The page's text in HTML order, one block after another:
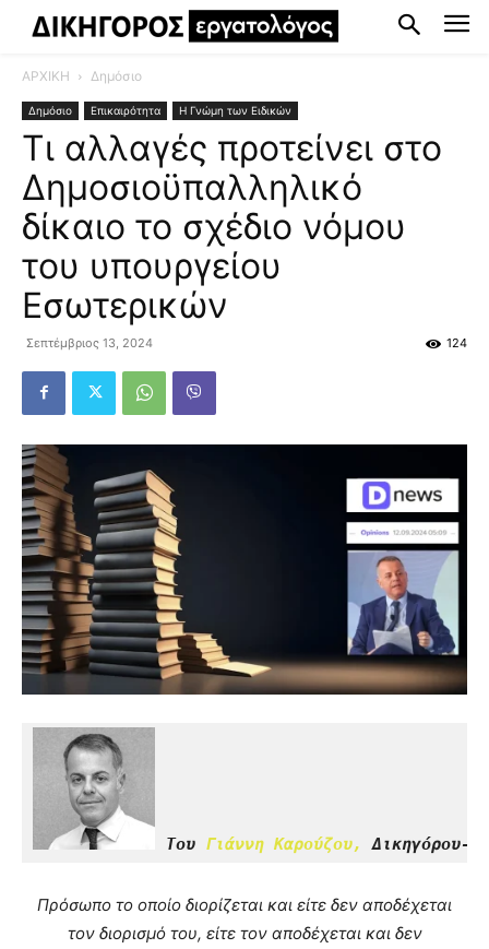
ΑΡΧΙΚΗ Δημόσιο
Δημόσιο Επικαιρότητα Η Γνώμη των Ειδικών
Τι αλλαγές προτείνει στο
Δημοσιοϋπαλληλικό
δίκαιο το σχέδιο νόμου
του υπουργείου
Εσωτερικών
Σεπτέμβριος 13, 2024 124
Του Γιάννη Καρούζου, Δικηγόρου-
Πρόσωπο το οποίο διορίζεται και είτε δεν αποδέχεται
τον διορισμό του, είτε τον αποδέχεται και δεν